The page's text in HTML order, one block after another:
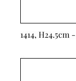
1414, H24.5cm -